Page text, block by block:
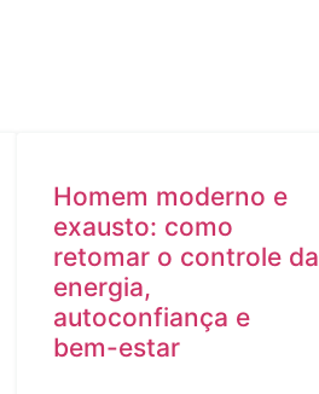
Homem moderno e
exausto: como
retomar o controle da
energia,
autoconfiança e
bem-estar